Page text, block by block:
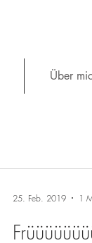
Über
25. Feb. 2019 1